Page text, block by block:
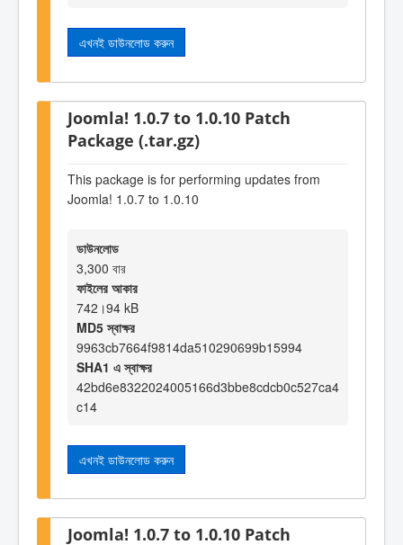
এখনই ডাউনলোড করুন
Joomla! 1.0.7 to 1.0.10 Patch
Package (.tar.gz)
This package is for performing updates from
Joomla! 1.0.7 to 1.0.10
ডাউনলোড
3,300 বার
ফাইলের আকার
742।94 kB
MD5 স্বাক্ষর
9963cb7664f9814da510290699b15994
SHA1 এ স্বাক্ষর
42bd6e8322024005166d3bbe8cdcb0c527ca4
c14
এখনই ডাউনলোড করুন
Joomla! 1.0.7 to 1.0.10 Patch